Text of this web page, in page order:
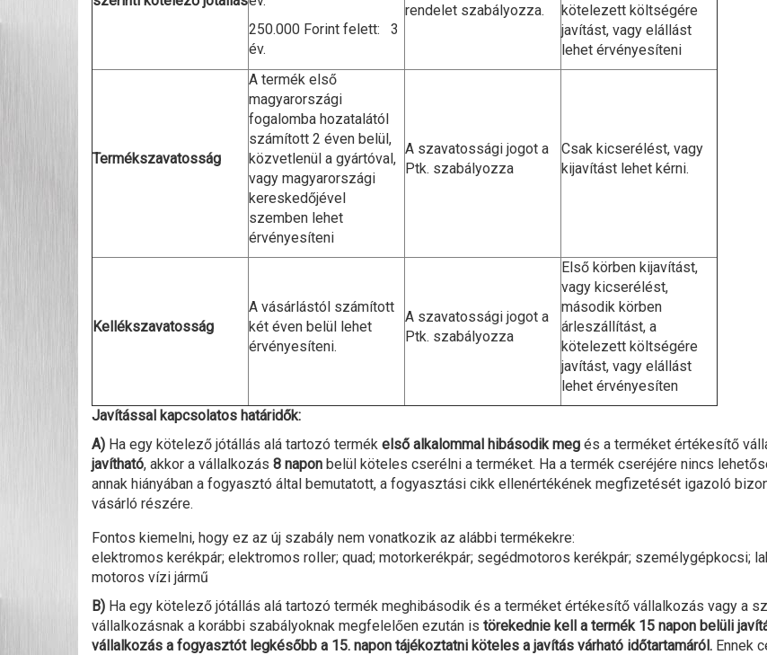
250.000 Forint felett: 3
év.
rendelet szabályozza.
kötelezett költségére
javítást, vagy elállást
lehet érvényesíteni
Termékszavatosság
A termék első
magyarországi
fogalomba hozatalától
számított 2 éven belül,
közvetlenül a gyártóval,
vagy magyarországi
kereskedőjével
szemben lehet
érvényesíteni
A szavatossági jogot a
Ptk. szabályozza
Csak kicserélést, vagy
kijavítást lehet kérni.
Kellékszavatosság
A vásárlástól számított
két éven belül lehet
érvényesíteni.
A szavatossági jogot a
Ptk. szabályozza
Első körben kijavítást,
vagy kicserélést,
második körben
árleszállítást, a
kötelezett költségére
javítást, vagy elállást
lehet érvényesíten
Javítással kapcsolatos határidők:
A) Ha egy kötelező jótállás alá tartozó termék első alkalommal hibásodik meg és a terméket értékesítő
javítható, akkor a vállalkozás 8 napon belül köteles cserélni a terméket. Ha a termék cseréjére nincs
annak hiányában a fogyasztó által bemutatott, a fogyasztási cikk ellenértékének megfizetését igazoló
vásárló részére.
Fontos kiemelni, hogy ez az új szabály nem vonatkozik az alábbi termékekre:
elektromos kerékpár; elektromos roller; quad; motorkerékpár; segédmotoros kerékpár; személygépkocsi;
motoros vízi jármű
B) Ha egy kötelező jótállás alá tartozó termék meghibásodik és a terméket értékesítő vállalkozás vagy a
vállalkozásnak a korábbi szabályoknak megfelelően ezután is törekednie kell a termék 15 napon belüli
vállalkozás a fogyasztót legkésőbb a 15. napon tájékoztatni köteles a javítás várható időtartamáról. Ennek